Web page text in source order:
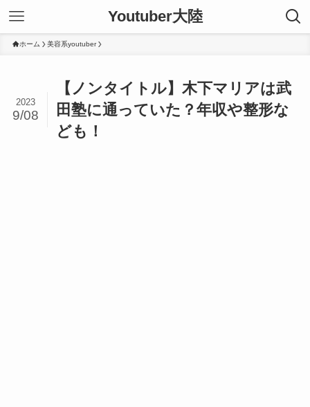
Youtuber大陸
ホーム 美容系youtuber
【ノンタイトル】木下マリアは武
田塾に通っていた？年収や整形な
ども！
2023
9/08